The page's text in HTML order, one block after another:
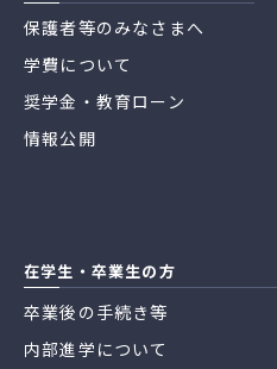
保護者等のみなさまへ
学費について
奨学金・教育ローン
情報公開
在学生・卒業生の方
卒業後の手続き等
内部進学について